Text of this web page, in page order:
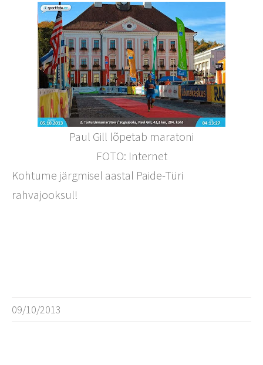
Paul Gill lõpetab maratoni
FOTO: Internet
Kohtume järgmisel aastal Paide-Türi
rahvajooksul!
09/10/2013